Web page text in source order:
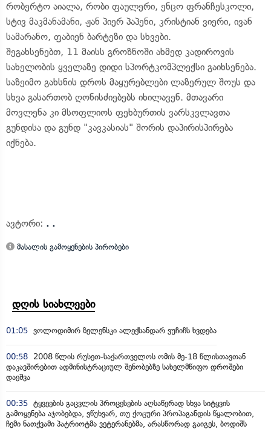
რობერტო აიალა, რობი ფაულერი, ენცო ფრანჩესკოლი,
სტივ მაკმანამანი, ჟან პიერ პაპენი, კრისტიან ვიერი, ივან
სამარანო, ფაბიენ ბარტეზი და სხვები.
შეგახსენებთ, 11 მაისს გროზნოში ახმედ კადიროვის
სახელობის ყველაზე დიდი სპორტკომპლექსი გაიხსენება.
საზეიმო გახსნის დროს მაყურებლები ლაზერულ შოუს და
სხვა გასართობ ღონისძიებებს იხილავენ. მთავარი
მოვლენა კი მსოფლიოს ფეხბურთის ვარსკვლავთა
გუნდისა და გუნდ "კავკასიას" შორის დაპირისპირება
იქნება.
ავტორი: . .
მასალის გამოყენების პირობები
დღის სიახლეები
01:05 ვოლოდიმირ ზელენსკი ალექსანდარ ვუჩიჩს ხვდება
00:58
2008 წლის რუსეთ-საქართველოს ომის მე-18 წლისთავთან
დაკავშირებით ადმინისტრაციულ შენობებზე სახელმწიფო დროშები
დაეშვა
00:35 ტყვეების გაცვლის პროცესების აღსაწერად სხვა სიტყვის
გამოყენება აჯობებდა, ვწუხვარ, თუ ქოცური პროპაგანდის წყალობით,
ჩემი ნათქვამი პატრიოტმა ვეტერანებმა, არასწორად გაიგეს, ბოდიშს